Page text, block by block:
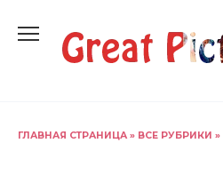
содержанию
ГЛАВНАЯ СТРАНИЦА » ВСЕ РУБРИКИ »